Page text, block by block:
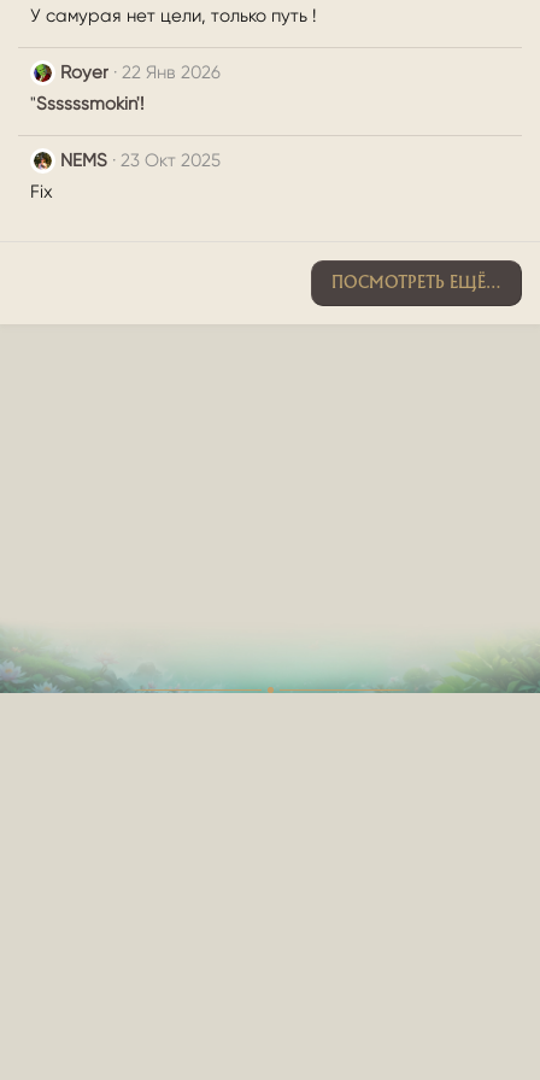
ц
:
У самурая нет цели, только путь !
Royer
22 Янв 2026
"Ssssssmokin'!
NEMS
23 Окт 2025
Fix
ПОСМОТРЕТЬ ЕЩЁ…